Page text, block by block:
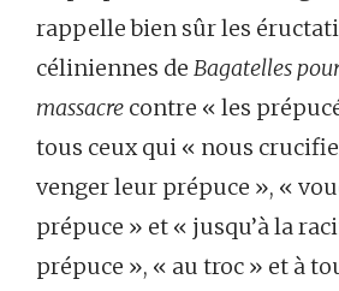
rappelle bien sûr les
céliniennes de Bagatelles
massacre contre « les
tous ceux qui « nous
venger leur prépuce », «
prépuce » et « jusqu’à la
prépuce », « au troc » et à